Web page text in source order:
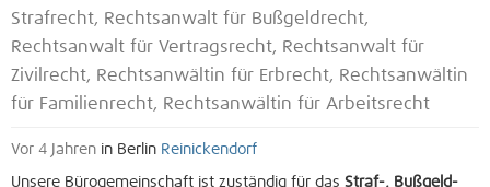
Strafrecht, Rechtsanwalt für Bußgeldrecht,
Rechtsanwalt für Vertragsrecht, Rechtsanwalt für
Zivilrecht, Rechtsanwältin für Erbrecht, Rechtsanwältin
für Familienrecht, Rechtsanwältin für Arbeitsrecht
Vor 4 Jahren in Berlin Reinickendorf
Unsere Bürogemeinschaft ist zuständig für das Straf-, Bußgeld-